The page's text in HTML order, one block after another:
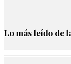
Lo más leído de